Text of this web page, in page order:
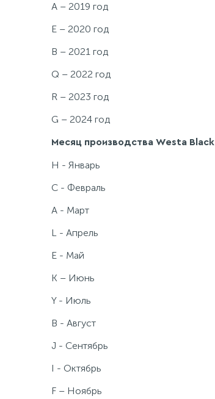
A – 2019 год
E – 2020 год
B – 2021 год
Q – 2022 год
R – 2023 год
G – 2024 год
Месяц производства Westa Black
H - Январь
C - Февраль
A - Март
L - Апрель
E - Май
K – Июнь
Y - Июль
B - Август
J - Сентябрь
I - Октябрь
F – Ноябрь